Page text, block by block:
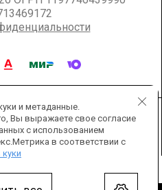
и метаданные.
Вы выражаете свое согласие
с использованием
в соответствии с